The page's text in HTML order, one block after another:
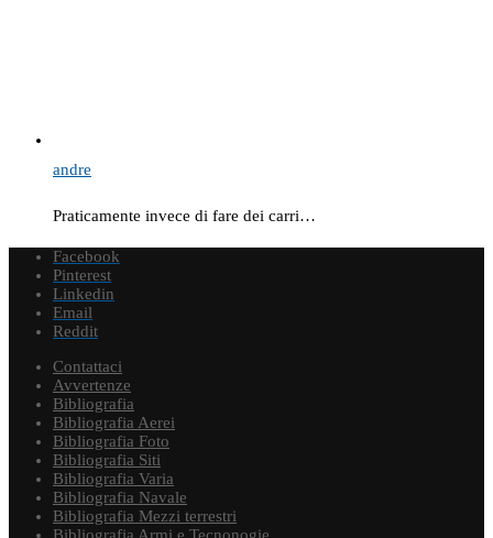
andre
Praticamente invece di fare dei carri…
Facebook
Pinterest
Linkedin
Email
Reddit
Contattaci
Avvertenze
Bibliografia
Bibliografia Aerei
Bibliografia Foto
Bibliografia Siti
Bibliografia Varia
Bibliografia Navale
Bibliografia Mezzi terrestri